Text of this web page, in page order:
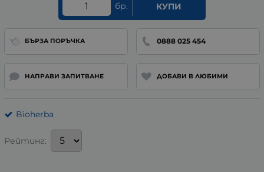
бр. КУПИ
БЪРЗА ПОРЪЧКА 0888 025 454
НАПРАВИ ЗАПИТВАНЕ ДОБАВИ В ЛЮБИМИ
Bioherba
Рейтинг: